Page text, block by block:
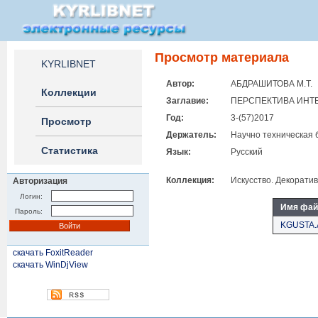
KYRLIBNET
Коллекции
Просмотр
Статистика
Авторизация
Логин:
Пароль:
скачать FoxitReader
скачать WinDjView
Просмотр материала
Автор:
АБДРАШИТОВА М.Т.
Заглавие:
ПЕРСПЕКТИВА
Год:
3-(57)2017
Держатель:
Научно техническая
Язык:
Русский
Коллекция: Искусство.
Имя